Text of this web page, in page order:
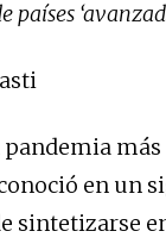
pandemia
en un
sintetizarse